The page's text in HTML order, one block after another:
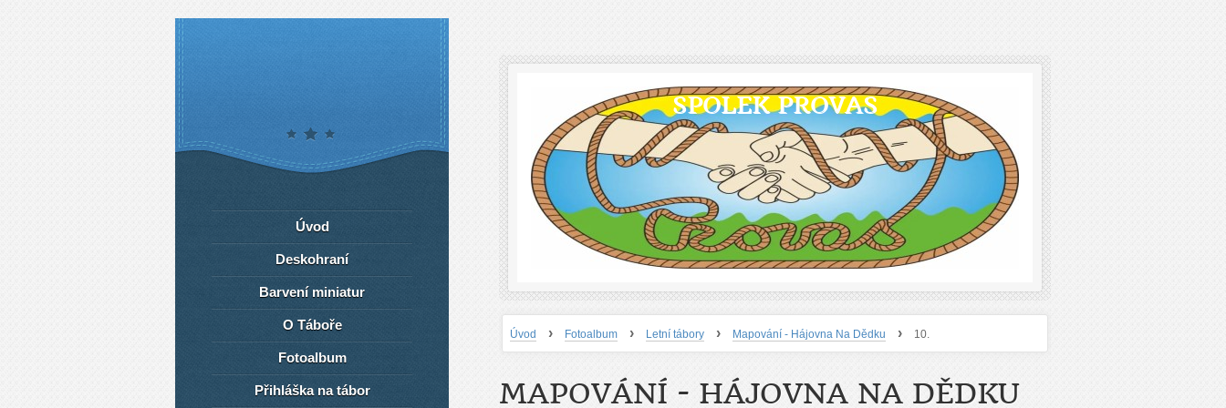
SPOLEK PROVAS
Úvod › Fotoalbum › Letní tábory › Mapování - Hájovna Na Dědku › 10.
MAPOVÁNÍ - HÁJOVNA NA DĚDKU
Úvod
Deskohraní
Barvení miniatur
O Táboře
Fotoalbum
Přihláška na tábor